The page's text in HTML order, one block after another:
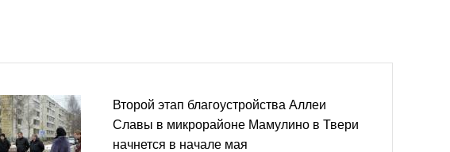
Второй этап благоустройства Аллеи
Славы в микрорайоне Мамулино в Твери
начнется в начале мая